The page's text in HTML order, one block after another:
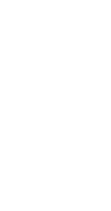
materia de
a Real Academia
o seu correo
de carácter
tratamento
aos seus
poderán exercer o
e cancelación dos
de